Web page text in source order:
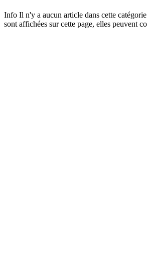
Info Il n'y a aucun article dans cette
sont affichées sur cette page, elles peuvent